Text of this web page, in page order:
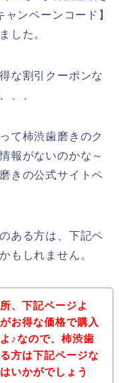
ンペーンコード】
した。
な割引クーポンな
、、
て柿渋歯磨きのク
報がないのかな～
きの公式サイトペ
ある方は、下記ペ
もしれません。
、下記ページよ
お得な価格で購入
♪なので、柿渋歯
方は下記ページな
いかがでしょう